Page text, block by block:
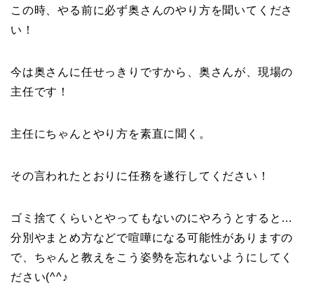
この時、やる前に必ず奥さんのやり方を聞いてくださ
い！
今は奥さんに任せっきりですから、奥さんが、現場の
主任です！
主任にちゃんとやり方を素直に聞く。
その言われたとおりに任務を遂行してください！
ゴミ捨てくらいとやってもないのにやろうとすると…
分別やまとめ方などで喧嘩になる可能性がありますの
で、ちゃんと教えをこう姿勢を忘れないようにしてく
ださい(^^♪